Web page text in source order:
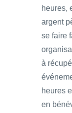
heures,
argent
se faire
à
heures
en